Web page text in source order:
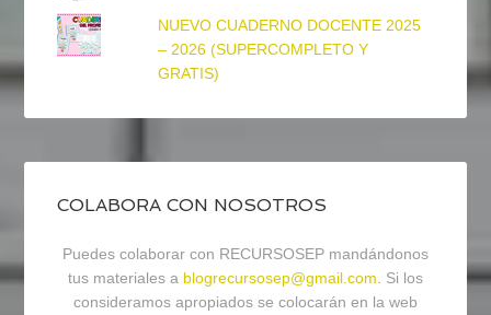
NUEVO CUADERNO DOCENTE 2025
– 2026 (SUPERCOMPLETO Y
GRATIS)
COLABORA CON NOSOTROS
Puedes colaborar con RECURSOSEP mandándonos
tus materiales a blogrecursosep@gmail.com. Si los
consideramos apropiados se colocarán en la web